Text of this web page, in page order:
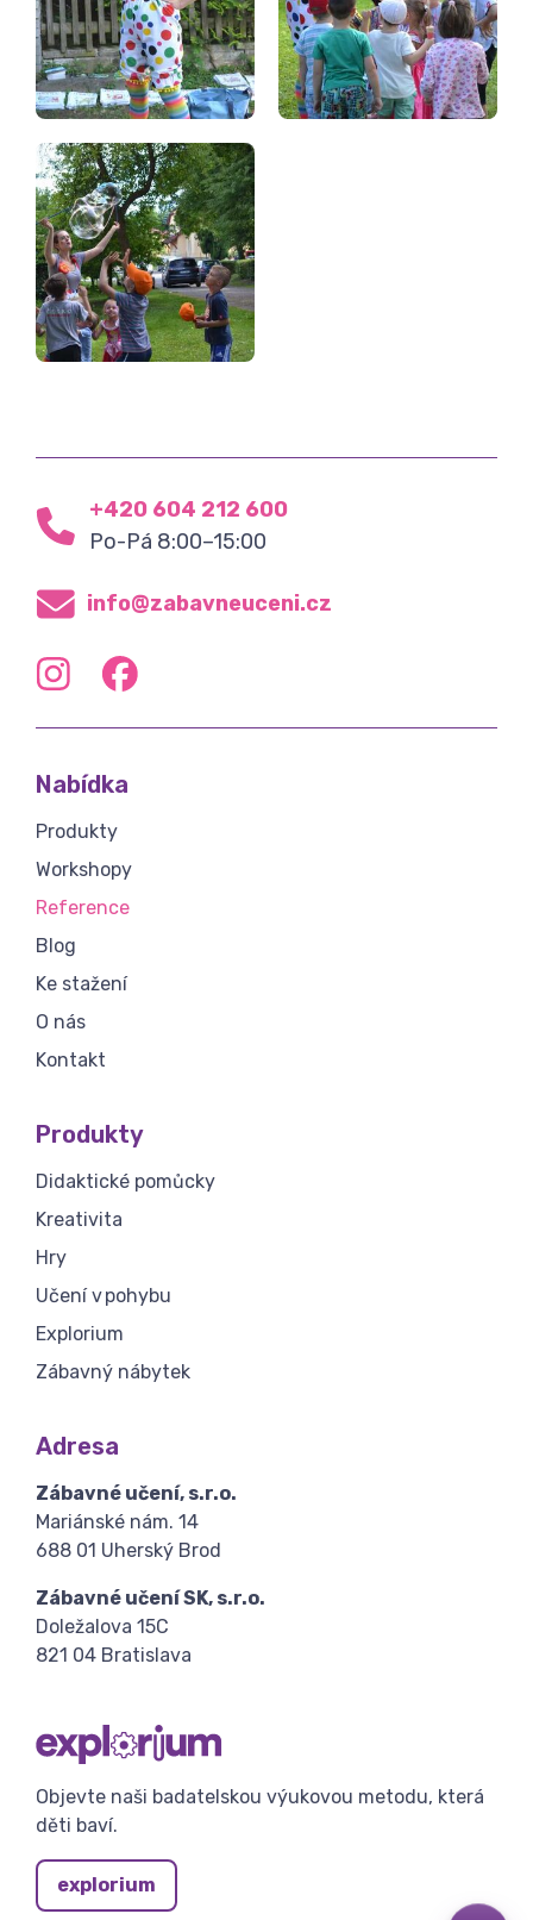
+420 604 212 600
Po-Pá 8:00–15:00
info@zabavneuceni.cz
Nabídka
Produkty
Workshopy
Reference
Blog
Ke stažení
O nás
Kontakt
Produkty
Didaktické pomůcky
Kreativita
Hry
Učení v pohybu
Explorium
Zábavný nábytek
Adresa
Zábavné učení, s.r.o.
Mariánské nám. 14
688 01 Uherský Brod
Zábavné učení SK, s.r.o.
Doležalova 15C
821 04 Bratislava
Objevte naši badatelskou výukovou metodu, která
děti baví.
explorium